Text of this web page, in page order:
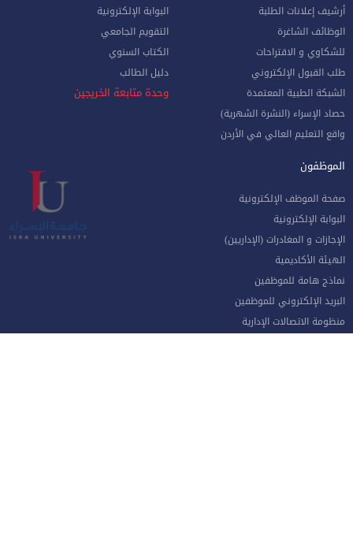
أرشيف إعلانات الطلبة
الوظائف الشاغرة
للشكاوي و الاقتراحات
طلب القبول الإلكتروني
الشبكة الطبية المعتمدة
حصاد الإسراء (النشرة الشهرية)
واقع التعليم العالي في الأردن
البوابة الإلكترونية
التقويم الجامعي
الكتاب السنوي
دليل الطالب
وحدة متابعة الخريجين
الموظفون
صفحة الموظف الإلكترونية
البوابة الإلكترونية
الإجازات و المغادرات (الإداريين)
الهيئة الأكاديمية
نماذج هامة للموظفين
البريد الإلكتروني للموظفين
منظومة الاتصالات الإدارية